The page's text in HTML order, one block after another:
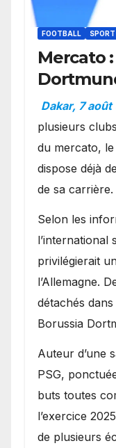
FOOTBALL SPORT
Mercato
en
Ibrahim
Dakar, 7 août
plusieurs
du mercato,
dispose déjà
de sa carrière.
Selon les
l’international
privilégierait
l’Allemagne.
détachés
Borussia
Auteur d’une
PSG,
buts toutes
l’exercice
de plusieurs